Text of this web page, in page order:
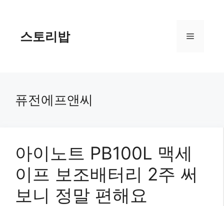
스토리밥 메
퓨전에프앤씨
아이노트 PB100L 맥세
이프 보조배터리 2주 써
보니 정말 편해요